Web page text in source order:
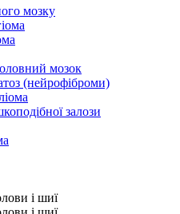
мозку
мозок
(нейрофіброми)
залози
і шиї